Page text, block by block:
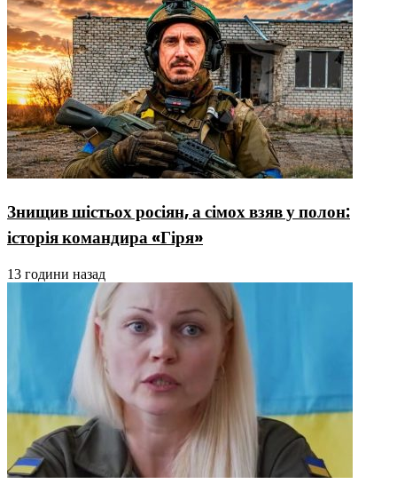
Знищив шістьох росіян, а сімох взяв у полон:
історія командира «Гіря»
13 години назад